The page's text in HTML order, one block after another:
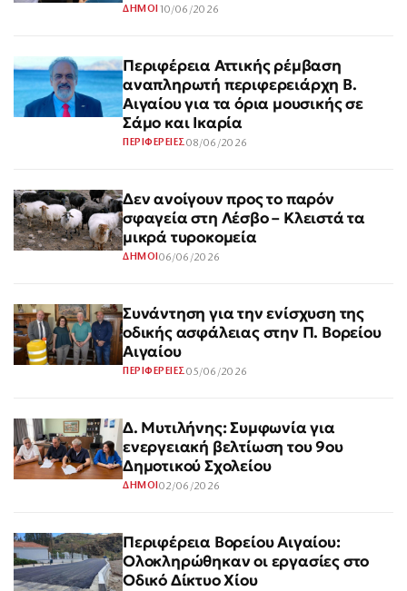
ΔΗΜΟΙ 10/06/2026
Περιφέρεια Αττικής ρέμβαση
αναπληρωτή περιφερειάρχη Β.
Αιγαίου για τα όρια μουσικής σε
Σάμο και Ικαρία
ΠΕΡΙΦΕΡΕΙΕΣ08/06/2026
Δεν ανοίγουν προς το παρόν
σφαγεία στη Λέσβο – Κλειστά τα
μικρά τυροκομεία
ΔΗΜΟΙ 06/06/2026
Συνάντηση για την ενίσχυση της
οδικής ασφάλειας στην Π. Βορείου
Αιγαίου
ΠΕΡΙΦΕΡΕΙΕΣ05/06/2026
Δ. Μυτιλήνης: Συμφωνία για
ενεργειακή βελτίωση του 9ου
Δημοτικού Σχολείου
ΔΗΜΟΙ 02/06/2026
Περιφέρεια Βορείου Αιγαίου:
Ολοκληρώθηκαν οι εργασίες στο
Οδικό Δίκτυο Χίου